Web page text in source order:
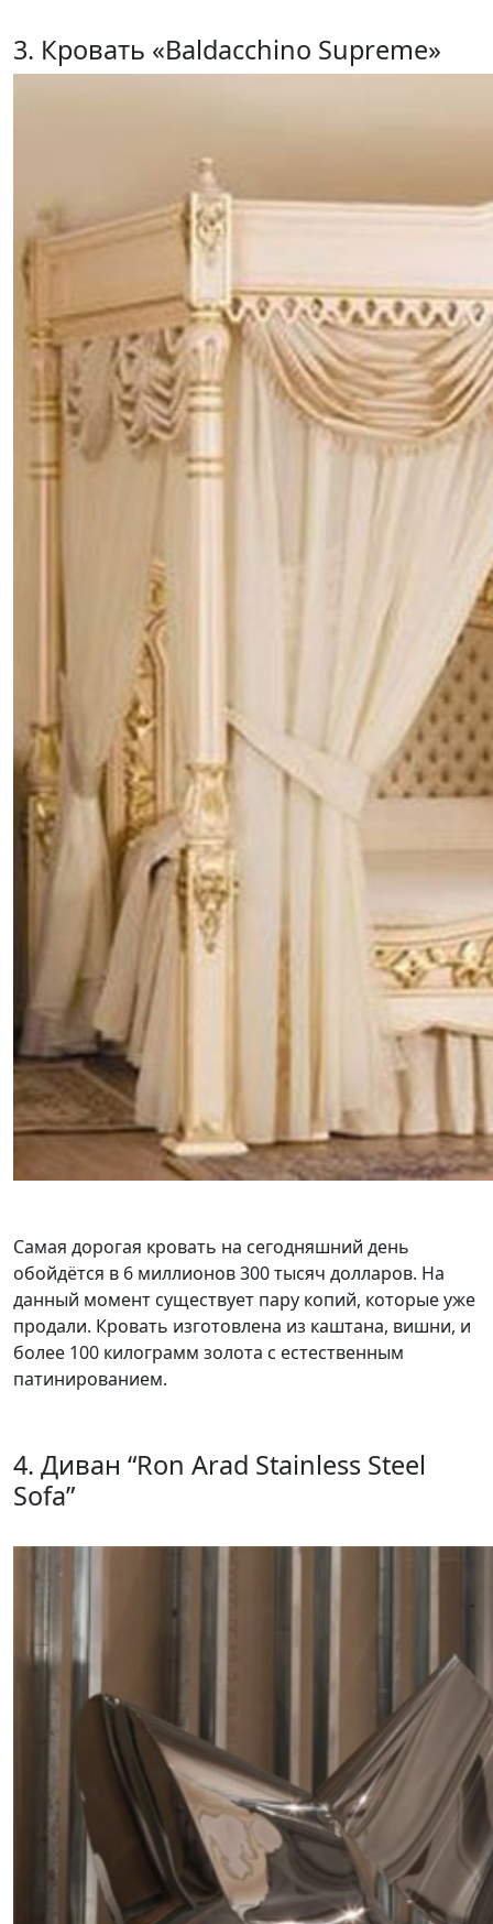
3. Кровать «Baldacchino Supreme»
Самая дорогая кровать на сегодняшний день
обойдётся в 6 миллионов 300 тысяч долларов. На
данный момент существует пару копий, которые уже
продали. Кровать изготовлена из каштана, вишни, и
более 100 килограмм золота с естественным
патинированием.
4. Диван “Ron Arad Stainless Steel
Sofa”